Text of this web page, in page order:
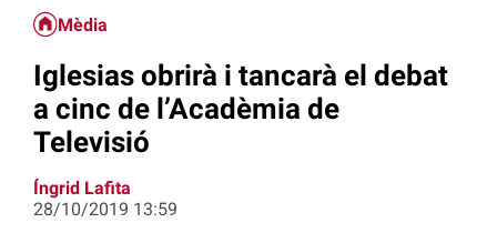
Mèdia
Iglesias obrirà i tancarà el debat
a cinc de l’Acadèmia de
Televisió
Íngrid Lafita
28/10/2019 13:59